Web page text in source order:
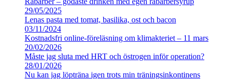
29/05/2025
Lenas pasta med tomat, basilika, ost och bacon
03/11/2024
Kostnadsfri online-föreläsning om klimakteriet – 11 mars
20/02/2026
Måste jag sluta med HRT och östrogen inför operation?
28/01/2026
Nu kan jag löpträna igen trots min träningsinkontinens